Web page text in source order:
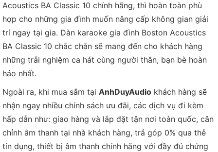
Acoustics BA Classic 10 chính hãng, thì hoàn toàn phù
hợp cho những gia đình muốn nâng cấp không gian giải
trí ngay tại gia. Dàn karaoke gia đình Boston Acoustics
BA Classic 10 chắc chắn sẽ mang đến cho khách hàng
những trải nghiệm ca hát cùng người thân, bạn bè hoàn
hảo nhất.
Ngoài ra, khi mua sắm tại AnhDuyAudio khách hàng sẽ
nhận ngay nhiều chính sách ưu đãi, các dịch vụ đi kèm
hấp dẫn như: giao hàng và lắp đặt tận nơi toàn quốc, cân
chỉnh âm thanh tại nhà khách hàng, trả góp 0% qua thẻ
tín dụng, thiết bị âm thanh chính hãng với đầy đủ chứng